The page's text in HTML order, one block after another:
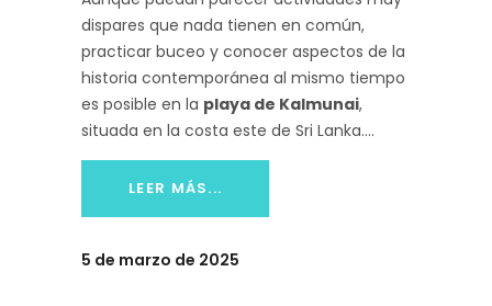
dispares que nada tienen en común,
practicar buceo y conocer aspectos de la
historia contemporánea al mismo tiempo
es posible en la playa de Kalmunai,
situada en la costa este de Sri Lanka.
LEER MÁS...
5 de marzo de 2025